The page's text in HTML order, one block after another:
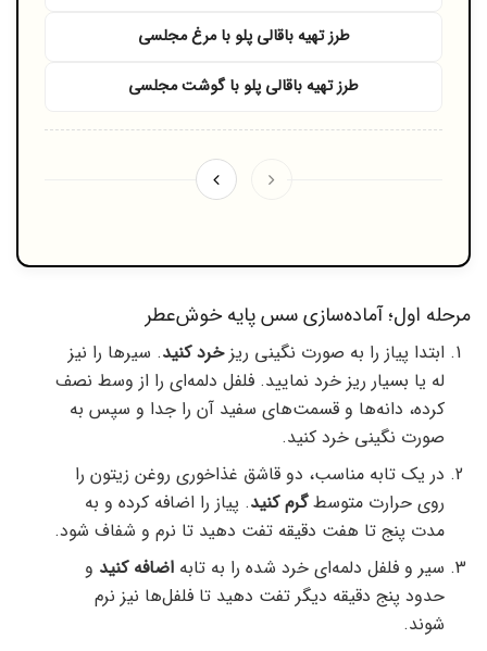
طرز تهیه باقالی پلو با مرغ مجلسی
طرز تهیه باقالی پلو با گوشت مجلسی
مرحله اول؛ آماده‌سازی سس پایه خوش‌عطر
ابتدا پیاز را به صورت نگینی ریزخرد کنید. سیرها را نیز
له یا بسیار ریز خرد نمایید. فلفل دلمه‌ای را از وسط نصف
کرده، دانه‌ها و قسمت‌های سفید آن را جدا و سپس به
صورت نگینی خرد کنید.
در یک تابه مناسب، دو قاشق غذاخوری روغن زیتون را
روی حرارت متوسطگرم کنید. پیاز را اضافه کرده و به
مدت پنج تا هفت دقیقه تفت دهید تا نرم و شفاف شود.
سیر و فلفل دلمه‌ای خرد شده را به تابه اضافه کنید و
حدود پنج دقیقه دیگر تفت دهید تا فلفل‌ها نیز نرم
شوند.